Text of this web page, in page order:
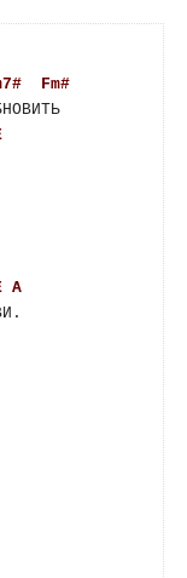
Fm#
БОГ, К ТЕБЕ ИДУ, ЧТОБЫ СЕРДЦЕ ОБНОВИТЬ
A